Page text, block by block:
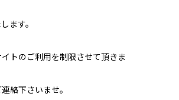
ます。
トのご利用を制限させて頂きま
絡下さいませ。